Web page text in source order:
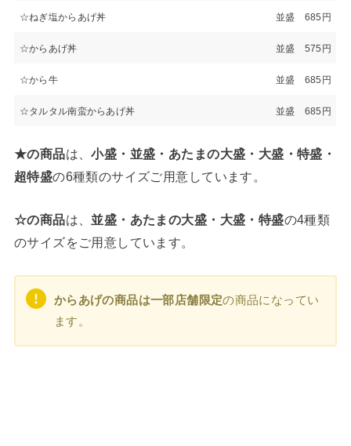
☆ねぎ塩からあげ丼 並盛 685円
☆からあげ丼 並盛 575円
☆から牛 並盛 685円
☆タルタル南蛮からあげ丼 並盛 685円
★の商品は、小盛・並盛・あたまの大盛・大盛・特盛・
超特盛の6種類のサイズご用意しています。
☆の商品は、 並盛・あたまの大盛・大盛・特盛の4種類
のサイズをご用意しています。
からあげの商品は一部店舗限定の商品になってい
ます。